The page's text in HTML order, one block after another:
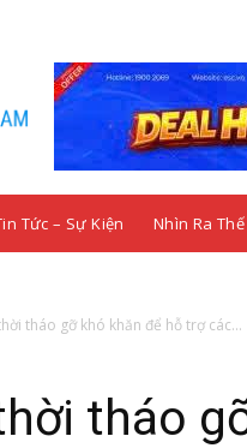
Tức – Sự Kiện Nhìn Ra
tháo gỡ khó khăn để hỗ trợ các...
tháo